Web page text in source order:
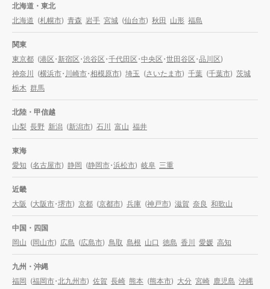
北海道・東北
北海道 (札幌市) 青森 岩手 宮城 (仙台市) 秋田 山形 福島
関東
東京都 (港区・新宿区・渋谷区・千代田区・中央区・世田谷区・品川区)
神奈川 (横浜市・川崎市・相模原市) 埼玉 (さいたま市) 千葉 (千葉市) 茨城
栃木 群馬
北陸・甲信越
山梨 長野 新潟 (新潟市) 石川 富山 福井
東海
愛知 (名古屋市) 静岡 (静岡市・浜松市) 岐阜 三重
近畿
大阪 (大阪市・堺市) 京都 (京都市) 兵庫 (神戸市) 滋賀 奈良 和歌山
中国・四国
岡山 (岡山市) 広島 (広島市) 鳥取 島根 山口 徳島 香川 愛媛 高知
九州・沖縄
福岡 (福岡市・北九州市) 佐賀 長崎 熊本 (熊本市) 大分 宮崎 鹿児島 沖縄